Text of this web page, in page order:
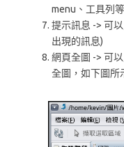
menu、工具列
提示訊息 -> 可
出現的訊息)
網頁全圖 -> 可
全圖，如下圖所